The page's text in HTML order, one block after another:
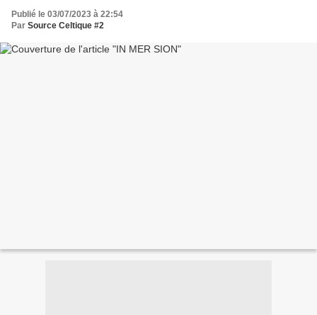
Publié le 03/07/2023 à 22:54
Par Source Celtique #2